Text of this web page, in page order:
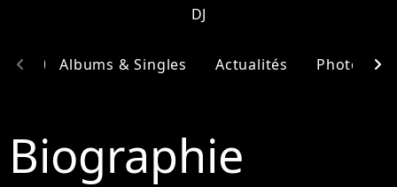
DJ
Albums & Singles Actualités Photos
chevron_left chevron_right
Biographie